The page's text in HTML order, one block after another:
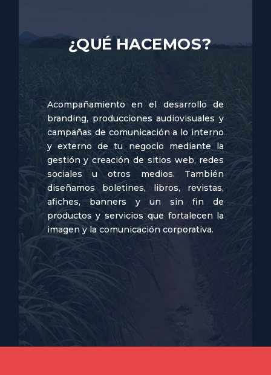
¿QUÉ HACEMOS?
Acompañamiento en el desarrollo de
branding, producciones audiovisuales y
campañas de comunicación a lo interno
y externo de tu negocio mediante la
gestión y creación de sitios web, redes
sociales u otros medios. También
diseñamos boletines, libros, revistas,
afiches, banners y un sin fin de
productos y servicios que fortalecen la
imagen y la comunicación corporativa.